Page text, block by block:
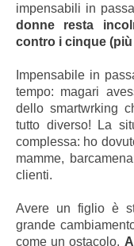
impensabili in
donne resta
contro i cinque
Impensabile in
tempo: magari
dello smartwrking
tutto diverso! La
complessa: ho
mamme,
clienti.
Avere un figlio è
grande
come un ostacolo.